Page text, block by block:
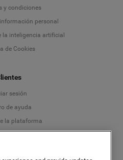
y condiciones
personal
la inteligencia artificial
de Cookies
sesión
de ayuda
la plataforma
Deutsch